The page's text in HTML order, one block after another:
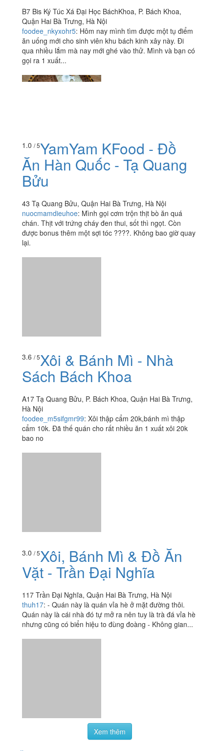
B7 Bis Ký Túc Xá Đại Học BáchKhoa, P. Bách Khoa,
Quận Hai Bà Trưng, Hà Nội
foodee_nkyxohr5: Hôm nay mình tìm được một tụ điểm
ăn uống mới cho sinh viên khu bách kinh xây này. Đi
qua nhiều lắm mà nay mới ghé vào thử. Mình và bạn có
gọi ra 1 xuất...
1.0 / 5YamYam KFood - Đồ
Ăn Hàn Quốc - Tạ Quang
Bửu
43 Tạ Quang Bửu, Quận Hai Bà Trưng, Hà Nội
nuocmamdieuhoe: Mình gọi cơm trộn thịt bò ăn quá
chán. Thịt với trứng cháy đen thui, sốt thì ngọt. Còn
được bonus thêm một sợi tóc ????. Không bao giờ quay
lại.
3.6 / 5Xôi & Bánh Mì - Nhà
Sách Bách Khoa
A17 Tạ Quang Bửu, P. Bách Khoa, Quận Hai Bà Trưng,
Hà Nội
foodee_m5sifgmr99: Xôi thập cẩm 20k,bánh mì thập
cẩm 10k. Đã thế quán cho rất nhiều ăn 1 xuất xôi 20k
bao no
3.0 / 5Xôi, Bánh Mì & Đồ Ăn
Vặt - Trần Đại Nghĩa
117 Trần Đại Nghĩa, Quận Hai Bà Trưng, Hà Nội
thuh17: - Quán này là quán vỉa hè ở mặt đường thôi.
Quán này là cái nhà đó tự mở ra nên tuy là trà đá vỉa hè
nhưng cũng có biển hiệu to đùng đoàng - Không gian...
Xem thêm